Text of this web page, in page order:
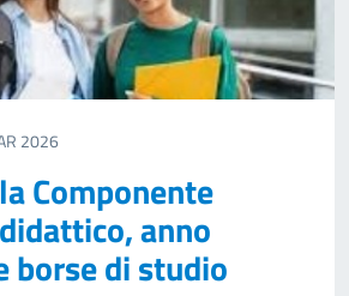
2026
Componente
anno
di studio